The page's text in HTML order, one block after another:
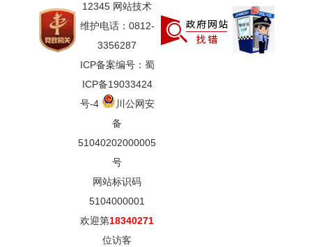
12345 网站技术
维护电话：0812-
3356287
ICP备案编号：蜀
ICP备19033424
号-4
川公网安
备
51040202000005
号
网站标识码
5104000001
欢迎第18340271
位访客